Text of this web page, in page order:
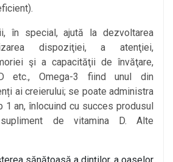
special, ajută la dezvoltarea
dispoziţiei, a atenţiei,
şi a capacităţii de învăţare,
etc., Omega-3 fiind unul din
ai creierului; se poate administra
1 an, înlocuind cu succes produsul
de vitamina D. Alte